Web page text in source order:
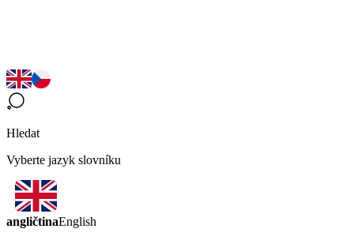
Hledat
Vyberte jazyk slovníku
angličtinaEnglish